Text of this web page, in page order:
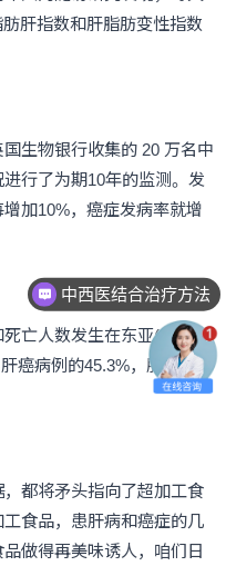
肝指数和肝脂肪变性指数
生物银行收集的 20 万名中
行了为期10年的监测。发
加10%，癌症发病率就增
亡人数发生在东亚(分别为
癌病例的45.3%，肝癌死亡
都将矛头指向了超加工食
食品，患肝病和癌症的几
做得再美味诱人，咱们日
中西医结合治疗方法